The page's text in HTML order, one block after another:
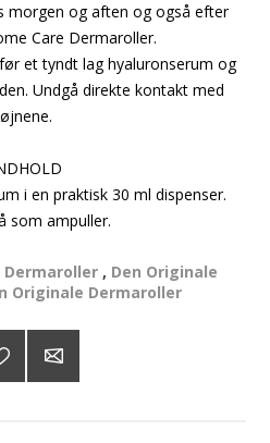
morgen og aften og også efter
Care Dermaroller.
et tyndt lag hyaluronserum og
Undgå direkte kontakt med
øjnene.
i en praktisk 30 ml dispenser.
som ampuller.
Dermaroller , Den Originale
Originale Dermaroller